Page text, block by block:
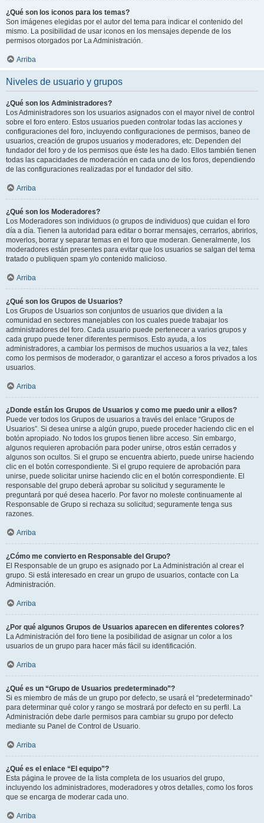
¿Qué son los iconos para los temas?
Son imágenes elegidas por el autor del tema para indicar el contenido del
mismo. La posibilidad de usar iconos en los mensajes depende de los
permisos otorgados por La Administración.
Arriba
Niveles de usuario y grupos
¿Qué son los Administradores?
Los Administradores son los usuarios asignados con el mayor nivel de control
sobre el foro entero. Estos usuarios pueden controlar todas las acciones y
configuraciones del foro, incluyendo configuraciones de permisos, baneo de
usuarios, creación de grupos usuarios y moderadores, etc. Dependen del
fundador del foro y de los permisos que éste les ha dado. Ellos también tienen
todas las capacidades de moderación en cada uno de los foros, dependiendo
de las configuraciones realizadas por el fundador del sitio.
Arriba
¿Qué son los Moderadores?
Los Moderadores son individuos (o grupos de individuos) que cuidan el foro
día a día. Tienen la autoridad para editar o borrar mensajes, cerrarlos, abrirlos,
moverlos, borrar y separar temas en el foro que moderan. Generalmente, los
moderadores están presentes para evitar que los usuarios se salgan del tema
tratado o publiquen spam y/o contenido malicioso.
Arriba
¿Qué son los Grupos de Usuarios?
Los Grupos de Usuarios son conjuntos de usuarios que dividen a la
comunidad en sectores manejables con los cuales puede trabajar los
administradores del foro. Cada usuario puede pertenecer a varios grupos y
cada grupo puede tener diferentes permisos. Esto ayuda, a los
administradores, a cambiar los permisos de muchos usuarios a la vez, tales
como los permisos de moderador, o garantizar el acceso a foros privados a los
usuarios.
Arriba
¿Donde están los Grupos de Usuarios y como me puedo unir a ellos?
Puede ver todos los Grupos de usuarios a través del enlace “Grupos de
Usuarios”. Si desea unirse a algún grupo, puede proceder haciendo clic en el
botón apropiado. No todos los grupos tienen libre acceso. Sin embargo,
algunos requieren aprobación para poder unirse, otros están cerrados y
algunos son ocultos. Si el grupo se encuentra abierto, puede unirse haciendo
clic en el botón correspondiente. Si el grupo requiere de aprobación para
unirse, puede solicitar unirse haciendo clic en el botón correspondiente. El
responsable del grupo deberá aprobar su solicitud y seguramente le
preguntará por qué desea hacerlo. Por favor no moleste continuamente al
Responsable de Grupo si rechaza su solicitud; seguramente tenga sus
razones.
Arriba
¿Cómo me convierto en Responsable del Grupo?
El Responsable de un grupo es asignado por La Administración al crear el
grupo. Si está interesado en crear un grupo de usuarios, contacte con La
Administración.
Arriba
¿Por qué algunos Grupos de Usuarios aparecen en diferentes colores?
La Administración del foro tiene la posibilidad de asignar un color a los
usuarios de un grupo para hacer más fácil su identificación.
Arriba
¿Qué es un “Grupo de Usuarios predeterminado”?
Si es miembro de más de un grupo por defecto, se usará el “predeterminado”
para determinar qué color y rango se mostrará por defecto en su perfil. La
Administración debe darle permisos para cambiar su grupo por defecto
mediante su Panel de Control de Usuario.
Arriba
¿Qué es el enlace “El equipo”?
Esta página le provee de la lista completa de los usuarios del grupo,
incluyendo los administradores, moderadores y otros detalles, como los foros
que se encarga de moderar cada uno.
Arriba